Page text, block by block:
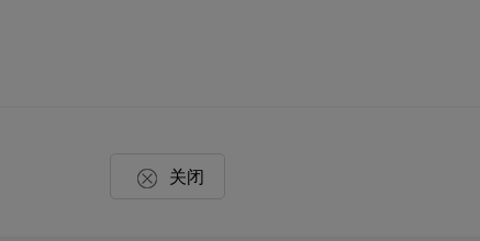
关闭